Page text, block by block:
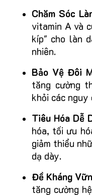
Chăm Sóc
vitamin A và
kíp" cho làn
nhiên.
Bảo Vệ Đôi
tăng cường
khỏi các nguy
Tiêu Hóa Dễ
hóa, tối ưu
giảm thiểu
dạ dày.
Đề Kháng
tăng cường